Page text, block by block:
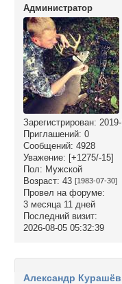
Администратор
Зарегистрирован:
Приглашений: 0
Сообщений: 4928
Уважение: [+1275/-15]
Пол: Мужской
Возраст: 43 [1983-07-30]
Провел на форуме:
3 месяца 11 дней
Последний визит:
2026-08-05 05:32:39
Александр Курашёв